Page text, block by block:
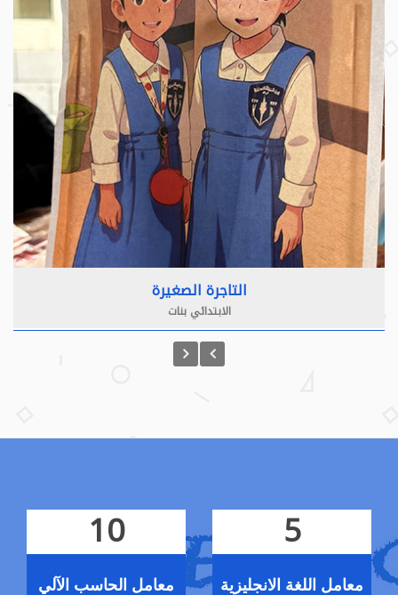
التاجرة الصغيرة
الابتدائي بنات
10
معامل الحاسب الآلي
5
معامل اللغة الانجليزية